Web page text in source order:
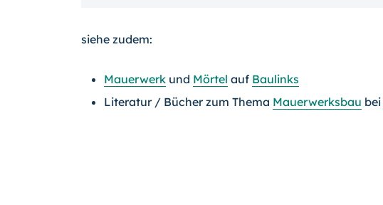
siehe zudem:
Mauerwerk und Mörtel auf Baulinks
Literatur / Bücher zum Thema Mauerwerksbau bei